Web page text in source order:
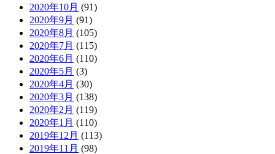
2020年10月 (91)
2020年9月 (91)
2020年8月 (105)
2020年7月 (115)
2020年6月 (110)
2020年5月 (3)
2020年4月 (30)
2020年3月 (138)
2020年2月 (119)
2020年1月 (110)
2019年12月 (113)
2019年11月 (98)